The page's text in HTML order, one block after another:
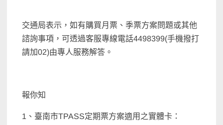
交通局表示，如有購買月票、季票方案問題或其他
諮詢事項，可透過客服專線電話4498399(手機撥打
請加02)由專人服務解答。
報你知
1、臺南市TPASS定期票方案適用之實體卡：